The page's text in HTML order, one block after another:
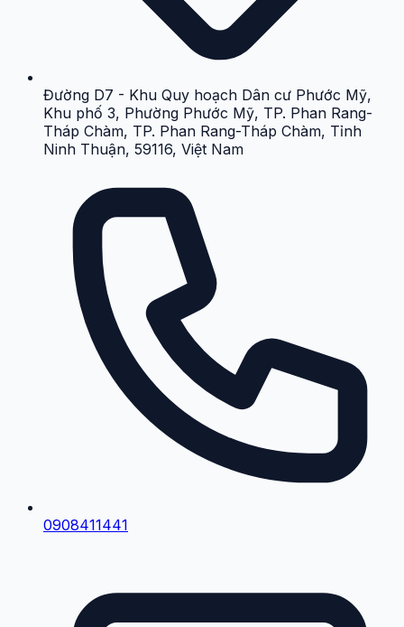
Đường D7 - Khu Quy hoạch Dân cư Phước Mỹ,
Khu phố 3, Phường Phước Mỹ, TP. Phan Rang-
Tháp Chàm, TP. Phan Rang-Tháp Chàm, Tỉnh
Ninh Thuận, 59116, Việt Nam
0908411441